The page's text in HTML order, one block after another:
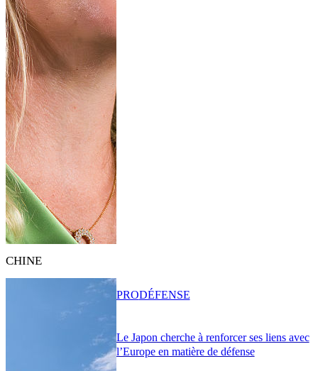
CHINE
Le Japon cherche à renforcer ses liens avec
l’Europe en matière de défense
PRODÉFENSE